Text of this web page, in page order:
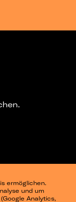
ermöglichen.
und um
Analytics,